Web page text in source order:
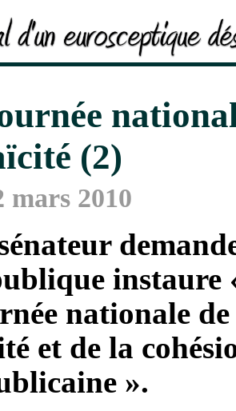
(2)
mars 2010
instaure
nationale
et de la
».